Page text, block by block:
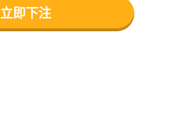
立即下注